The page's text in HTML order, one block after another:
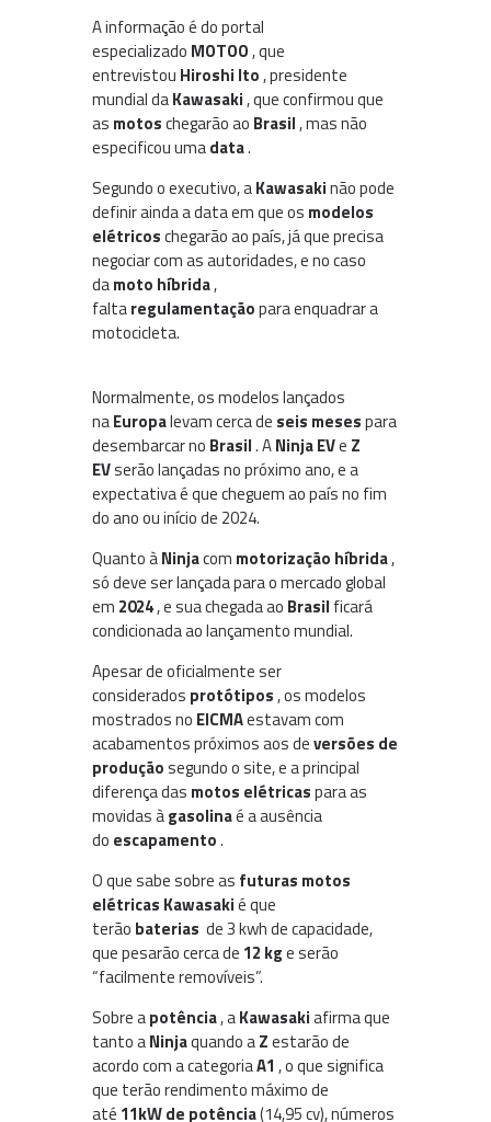
A informação é do portal
especializado MOTOO, que
entrevistou Hiroshi Ito, presidente
mundial daKawasaki, que confirmou que
as motoschegarão ao Brasil, mas não
especificou umadata.
Segundo o executivo, aKawasakinão pode
definir ainda a data em que os modelos
elétricoschegarão ao país, já que precisa
negociar com as autoridades, e no caso
damoto híbrida,
faltaregulamentaçãopara enquadrar a
motocicleta.
Normalmente, os modelos lançados
naEuropalevam cerca de seis mesespara
desembarcar no Brasil. ANinja EVe Z
EVserão lançadas no próximo ano, e a
expectativa é que cheguem ao país no fim
do ano ou início de 2024.
Quanto àNinjacom motorização híbrida,
só deve ser lançada para o mercado global
em 2024, e sua chegada ao Brasil ficará
condicionada ao lançamento mundial.
Apesar de oficialmente ser
considerados protótipos, os modelos
mostrados no EICMAestavam com
acabamentos próximos aos deversões de
produçãosegundo o site, e a principal
diferença das motos elétricaspara as
movidas àgasolinaé a ausência
do escapamento.
O que sabe sobre as futuras motos
elétricas Kawasakié que
terão baterias de 3 kwh de capacidade,
que pesarão cerca de 12 kge serão
“facilmente removíveis”.
Sobre apotência, aKawasakiafirma que
tanto aNinjaquando aZestarão de
acordo com a categoriaA1 , o que significa
que terão rendimento máximo de
até 11kW de potência(14,95 cv), números